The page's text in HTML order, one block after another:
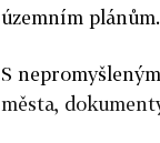
územním plánům.
S
města,